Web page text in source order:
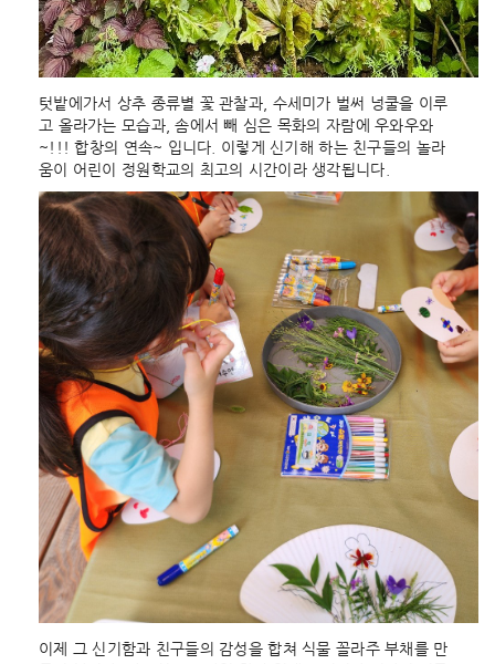
텃밭에가서 상추 종류별 꽃 관찰과, 수세미가 벌써 넝쿨을 이루
고 올라가는 모습과, 솜에서 빼 심은 목화의 자람에 우와우와
~!!! 합창의 연속~ 입니다. 이렇게 신기해 하는 친구들의 놀라
움이 어린이 정원학교의 최고의 시간이라 생각됩니다.
이제 그 신기함과 친구들의 감성을 합쳐 식물 꼴라주 부채를 만